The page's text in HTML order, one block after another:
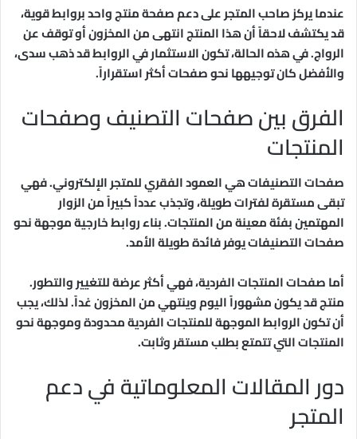
عندما يركز صاحب المتجر على دعم صفحة منتج واحد بروابط قوية،
قد يكتشف لاحقاً أن هذا المنتج انتهى من المخزون أو توقف عن
الرواج. في هذه الحالة، تكون الاستثمار في الروابط قد ذهب سدى،
والأفضل كان توجيهها نحو صفحات أكثر استقراراً.
الفرق بين صفحات التصنيف وصفحات
المنتجات
صفحات التصنيفات هي العمود الفقري للمتجر الإلكتروني. فهي
تبقى مستقرة لفترات طويلة، وتجذب عدداً كبيراً من الزوار
المهتمين بفئة معينة من المنتجات. بناء روابط خارجية موجهة نحو
صفحات التصنيفات يوفر فائدة طويلة الأمد.
أما صفحات المنتجات الفردية، فهي أكثر عرضة للتغيير والتطور.
منتج قد يكون مشهوراً اليوم وينتهي من المخزون غداً. لذلك، يجب
أن تكون الروابط الموجهة للمنتجات الفردية محدودة وموجهة نحو
المنتجات التي تتمتع بطلب مستقر وثابت.
دور المقالات المعلوماتية في دعم
المتجر